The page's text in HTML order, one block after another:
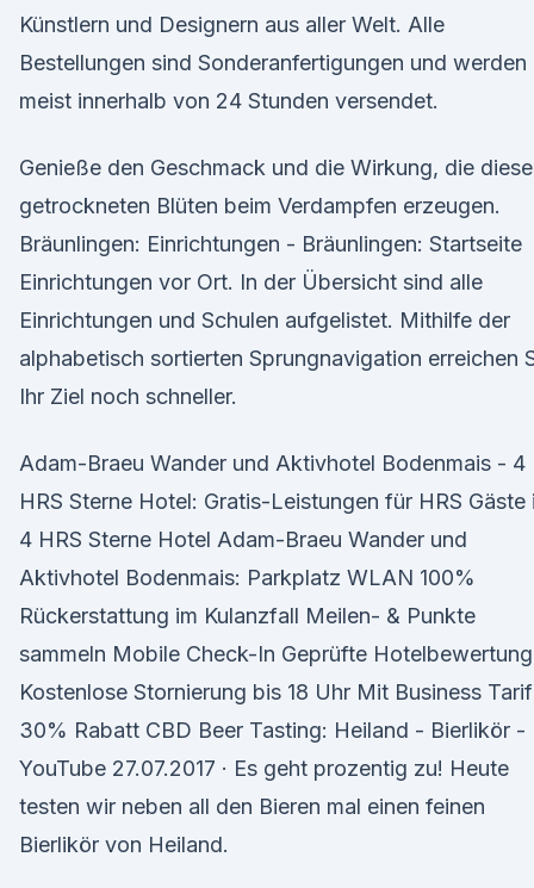
Künstlern und Designern aus aller Welt. Alle
Bestellungen sind Sonderanfertigungen und werden
meist innerhalb von 24 Stunden versendet.
Genieße den Geschmack und die Wirkung, die diese
getrockneten Blüten beim Verdampfen erzeugen.
Bräunlingen: Einrichtungen - Bräunlingen: Startseite
Einrichtungen vor Ort. In der Übersicht sind alle
Einrichtungen und Schulen aufgelistet. Mithilfe der
alphabetisch sortierten Sprungnavigation erreichen
Ihr Ziel noch schneller.
Adam-Braeu Wander und Aktivhotel Bodenmais - 4
HRS Sterne Hotel: Gratis-Leistungen für HRS Gäste
4 HRS Sterne Hotel Adam-Braeu Wander und
Aktivhotel Bodenmais: Parkplatz WLAN 100%
Rückerstattung im Kulanzfall Meilen- & Punkte
sammeln Mobile Check-In Geprüfte
Kostenlose Stornierung bis 18 Uhr Mit Business Tarif
30% Rabatt CBD Beer Tasting: Heiland - Bierlikör -
YouTube 27.07.2017 · Es geht prozentig zu! Heute
testen wir neben all den Bieren mal einen feinen
Bierlikör von Heiland.